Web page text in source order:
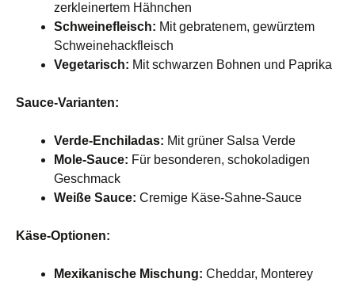
zerkleinertem Hähnchen
Schweinefleisch: Mit gebratenem, gewürztem
Schweinehackfleisch
Vegetarisch: Mit schwarzen Bohnen und Paprika
Sauce-Varianten:
Verde-Enchiladas: Mit grüner Salsa Verde
Mole-Sauce: Für besonderen, schokoladigen
Geschmack
Weiße Sauce: Cremige Käse-Sahne-Sauce
Käse-Optionen:
Mexikanische Mischung: Cheddar, Monterey